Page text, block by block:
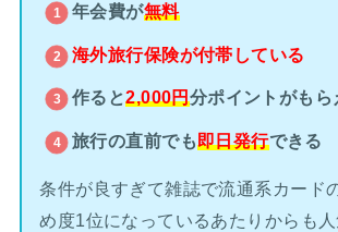
年会費が無料
海外旅行保険が付帯している
作ると2,000円分ポイントがもら
旅行の直前でも即日発行できる
条件が良すぎて雑誌で流通系カード
め度1位になっているあたりからも